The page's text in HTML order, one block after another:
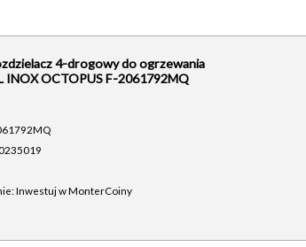
4-drogowy do ogrzewania
INOX OCTOPUS F-2061792MQ
Inwestuj w MonterCoiny